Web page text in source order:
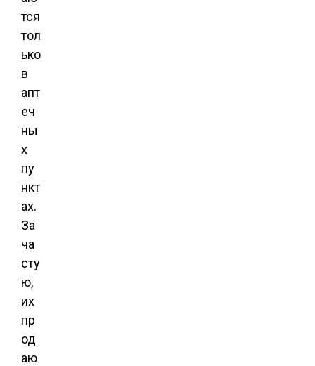
тся
тол
ько
в
апт
еч
ны
х
пу
нкт
ах.
За
ча
сту
ю,
их
пр
од
аю